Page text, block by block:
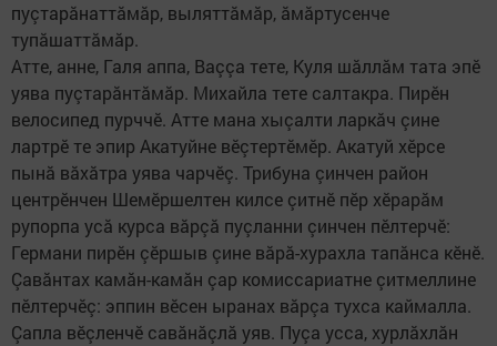
пуçтарăнаттăмăр, выляттăмăр, ăмăртусенче
тупăшаттăмăр.
Атте, анне, Галя аппа, Ваççа тете, Куля шăллăм тата эпӗ
уява пуçтарăнтăмăр. Михайла тете салтакра. Пирӗн
велосипед пурччӗ. Атте мана хыçалти ларкăч çине
лартрӗ те эпир Акатуйне вӗçтертӗмӗр. Акатуй хӗрсе
пынă вăхăтра уява чарчӗç. Трибуна çинчен район
центрӗнчен Шемӗршелтен килсе çитнӗ пӗр хӗрарăм
рупорпа усă курса вăрçă пуçланни çинчен пӗлтерчӗ:
Германи пирӗн çӗршыв çине вăрă-хурахла тапăнса кӗнӗ.
Çавăнтах камăн-камăн çар комиссариатне çитмеллине
пӗлтерчӗç: эппин вӗсен ыранах вăрçа тухса каймалла.
Çапла вӗçленчӗ савăнăçлă уяв. Пуçа усса, хурлăхлăн